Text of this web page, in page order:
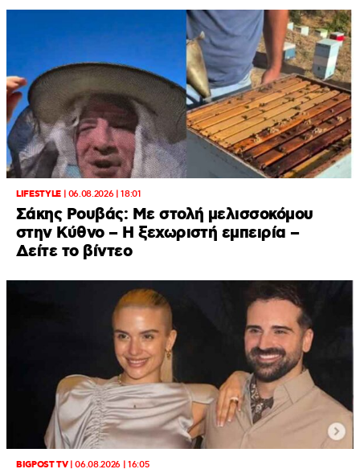
LIFESTYLE| 06.08.2026 | 18:01
Σάκης Ρουβάς: Με στολή μελισσοκόμου
στην Κύθνο – Η ξεχωριστή εμπειρία –
Δείτε το βίντεο
BIGPOST TV|06.08.2026 | 16:05